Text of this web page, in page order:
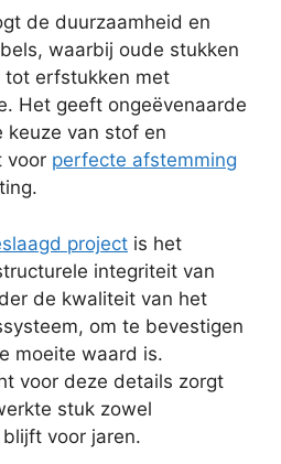
de duurzaamheid en
waarbij oude stukken
erfstukken met
Het geeft ongeëvenaarde
keuze van stof en
voor perfecte afstemming
project is het
integriteit van
de kwaliteit van het
om te bevestigen
moeite waard is.
voor deze details zorgt
stuk zowel
voor jaren.